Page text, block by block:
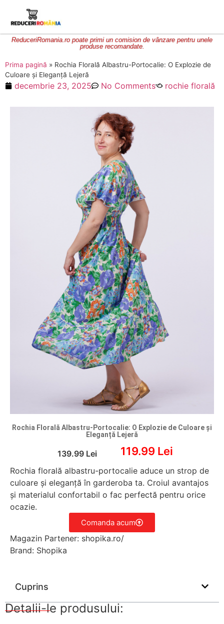
ReduceriRomania.ro poate primi un comision de vânzare pentru unele
produse recomandate.
Prima pagină » Rochia Florală Albastru-Portocalie: O Explozie de
Culoare și Eleganță Lejeră
decembrie 23, 2025 No Comments rochie florală
Rochia Florală Albastru-Portocalie: O Explozie de Culoare și
Eleganță Lejeră
139.99 Lei 119.99 Lei
Rochia florală albastru-portocalie aduce un strop de
culoare și eleganță în garderoba ta. Croiul avantajos
și materialul confortabil o fac perfectă pentru orice
ocazie.
Comanda acum
Magazin Partener: shopika.ro/
Brand: Shopika
Cuprins
Detalii-le produsului: